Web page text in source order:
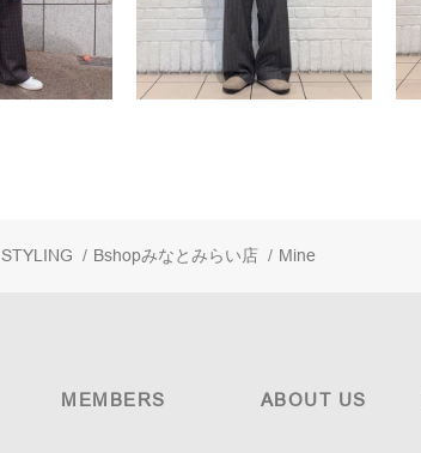
STYLING / Bshopみなとみらい店 / Mine
MEMBERS ABOUT US